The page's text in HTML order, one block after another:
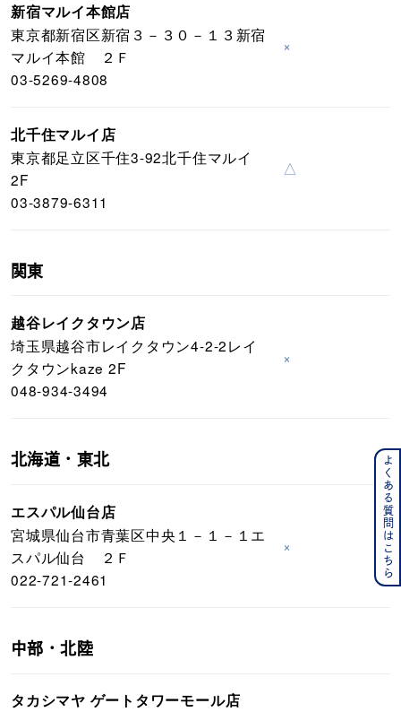
新宿マルイ本館店
東京都新宿区新宿３－３０－１３新宿
マルイ本館 ２Ｆ
03-5269-4808
×
北千住マルイ店
東京都足立区千住3-92北千住マルイ
2F
03-3879-6311
△
関東
越谷レイクタウン店
埼玉県越谷市レイクタウン4-2-2レイ
クタウンkaze 2F
048-934-3494
×
北海道・東北
エスパル仙台店
宮城県仙台市青葉区中央１－１－１エ
スパル仙台 ２Ｆ
022-721-2461
×
中部・北陸
タカシマヤ ゲートタワーモール店
よくある質問はこちら